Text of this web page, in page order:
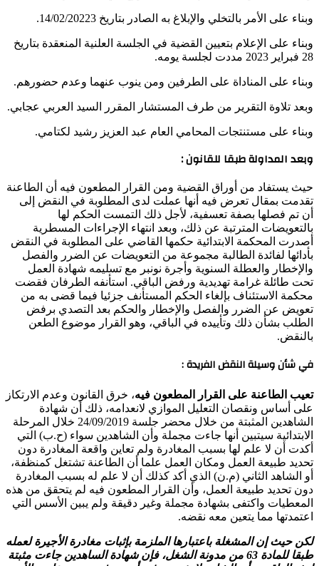
وبناء على الأمر بالتخلي والإبلاغ به الصادر بتاريخ 14/02/20223.
وبناء على الإعلام بتعيين القضية في الجلسة العلنية المنعقدة بتاريخ
28 فبراير 2023 مددت لجلسة يومه.
وبناء على المناداة على الطرفين ومن ينوب عنهما وعدم حضورهم.
وبعد تلاوة التقرير من طرف المستشار المقرر السيد العربي عجابي.
وبناء على مستنتجات المحامي العام عبد العزيز رشيد لكتامي.
وبعد المداولة طبقا للقانون:
حيث يستفاد من أوراق القضية ومن القرار المطعون فيه أن الطاعنة
تقدمت بمقال تعرض فيه أنها عملت لدى المطلوبة في النقض إلى
أن تم فصلها بصفة تعسفية، لأجل ذلك التمست الحكم لها
بالتعويضات المترتبة عن ذلك، وبعد انتهاء الإجراءات المسطرية
أصدرت المحكمة الابتدائية حكمها القاضي على المطلوبة في النقض
بأدائها لفائدة الطالبة مجموعة من التعويضات عن الضرر والفصل
والإخطار والعطلة السنوية وأجرة نونبر مع تسليمه شهادة العمل
تحت طائلة غرامة تهديدية ورفض الباقي. استأنفه الطرفان فقضت
محكمة الاستئناف بإلغاء الحكم المستأنف جزئيا فيما قضى به من
تعويض عن الضرر والفصل والإخطار والحكم بعد التصدي برفض
الطلب بشأن ذلك وتأييده في الباقي، وهو القرار موضوع الطعن
بالنقض.
في شأن وسيلة النقض الفريدة :
تعيب الطاعنة على القرار المطعون فيه، خرق القانون وعدم الارتكاز
على أساس ونقصان التعليل الموازي لانعدامه، ذلك أن شهادة
الشاهدين المثبتة من خلال محضر جلسة 24/09/2019 خلال المرحلة
الابتدائية سيتبين أنها جاءت مجملة وأن الشاهدين سواء (ح.ب) التي
أكدت أن لا علم لها بسبب المغادرة ولم تعاين واقعة المغادرة دون
تحديد طبيعة العمل ومكان العمل علما أن الطاعنة تشتغل كمنظفة،
أو الشاهد الثاني (م.ن) الذي أكد كذلك أن لا علم له بسبب المغادرة
دون تحديد طبيعة العمل، وأن القرار المطعون فيه لم يتحقق من هذه
المعطيات واكتفى بشهادة مجملة وغير دقيقة ولم يبين الأسس التي
اعتمدتها مما يتعين معه نقضه.
لكن حيث إن المشغلة باعتبارها الملزمة بإثبات مغادرة الأجيرة لعمله
طبقا للمادة 63 من مدونة الشغل، فإن شهادة الساهدين جاءت مثبتة